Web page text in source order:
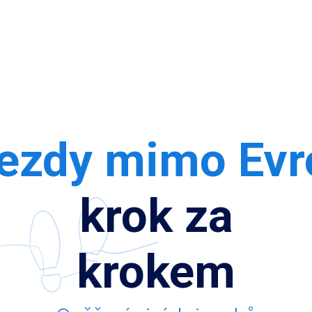
mimo
krok za
krokem